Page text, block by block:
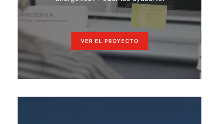
ZONA INSTALADORES
FORMACIÓN
PROYECTOS
SOBRE NOSOTROS
VER EL PROYECTO